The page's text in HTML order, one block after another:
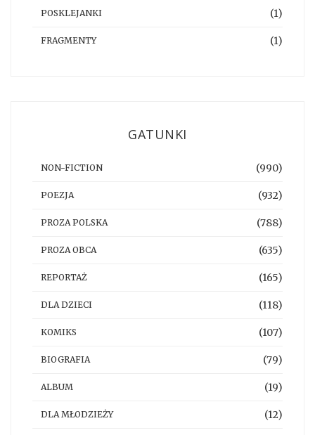
POSKLEJANKI (1)
FRAGMENTY (1)
GATUNKI
NON-FICTION (990)
POEZJA (932)
PROZA POLSKA (788)
PROZA OBCA (635)
REPORTAŻ (165)
DLA DZIECI (118)
KOMIKS (107)
BIOGRAFIA (79)
ALBUM (19)
DLA MŁODZIEŻY (12)